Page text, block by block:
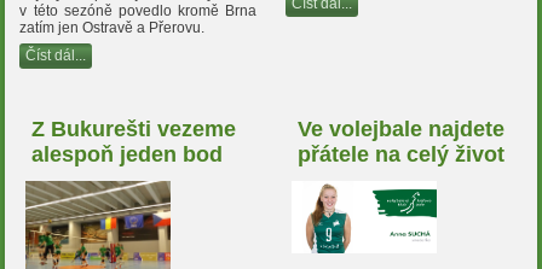
v této sezóně povedlo kromě Brna
zatím jen Ostravě a Přerovu.
Číst dál...
Číst dál...
Z Bukurešti vezeme
alespoň jeden bod
Ve volejbale najdete
přátele na celý život